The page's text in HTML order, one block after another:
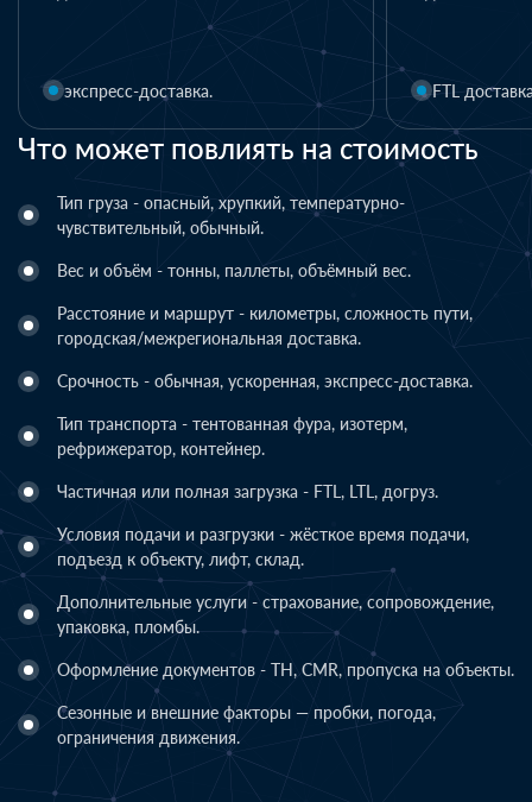
Что может повлиять на стоимость
Тип груза - опасный, хрупкий, температурно-
чувствительный, обычный.
Вес и объём - тонны, паллеты, объёмный вес.
Расстояние и маршрут - километры, сложность пути,
городская/межрегиональная доставка.
Срочность - обычная, ускоренная, экспресс-доставка.
Тип транспорта - тентованная фура, изотерм,
рефрижератор, контейнер.
Частичная или полная загрузка - FTL, LTL, догруз.
Условия подачи и разгрузки - жёсткое время подачи,
подъезд к объекту, лифт, склад.
Дополнительные услуги - страхование, сопровождение,
упаковка, пломбы.
Оформление документов - ТН, CMR, пропуска на объекты.
Сезонные и внешние факторы — пробки, погода,
ограничения движения.
FTL доставка LTL